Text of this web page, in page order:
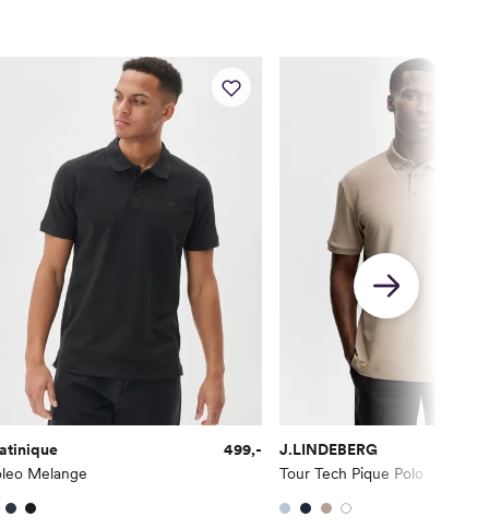
Melange
499,-
J.LINDEBERG
Tour Tech Pique Polo